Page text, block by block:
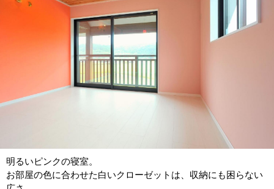
明るいピンクの寝室。
お部屋の色に合わせた白いクローゼットは、収納にも困らない